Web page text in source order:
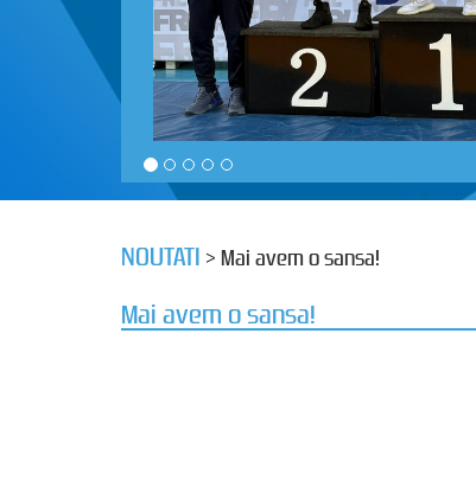
NOUTATI > Mai avem o sansa!
Mai avem o sansa!